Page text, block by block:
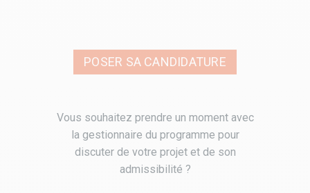
POSER SA CANDIDATURE
Vous souhaitez prendre un moment avec
la gestionnaire du programme pour
discuter de votre projet et de son
admissibilité ?